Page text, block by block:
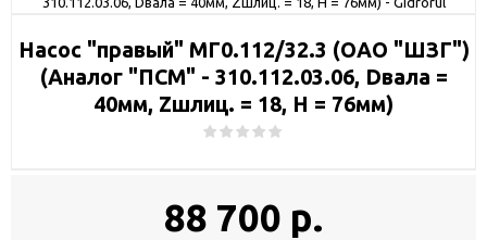
Насос "правый" МГ0.112/32.3 (ОАО "ШЗГ")
(Аналог "ПСМ" - 310.112.03.06, Dвала =
40мм, Zшлиц. = 18, H = 76мм)
88 700 р.